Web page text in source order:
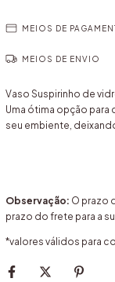
MEIOS DE
MEIOS DE ENVIO
Vaso Suspirinho de
Uma ótima opção para
seu embiente,
Observação: O prazo
prazo do frete para a
*valores válidos para